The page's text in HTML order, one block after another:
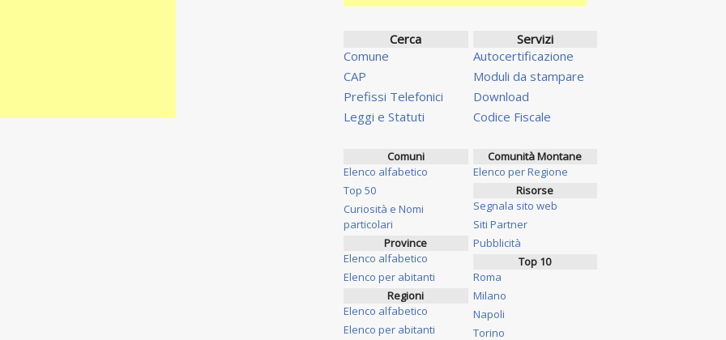
Cerca
Comune
CAP
Prefissi Telefonici
Leggi e Statuti
Servizi
Autocertificazione
Moduli da stampare
Download
Codice Fiscale
Comuni
Elenco alfabetico
Top 50
Curiosità e Nomi
particolari
Province
Elenco alfabetico
Elenco per abitanti
Regioni
Elenco alfabetico
Elenco per abitanti
Comunità Montane
Elenco per Regione
Risorse
Segnala sito web
Siti Partner
Pubblicità
Top 10
Roma
Milano
Napoli
Torino